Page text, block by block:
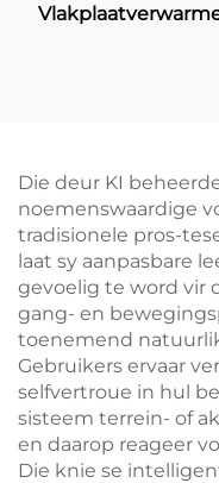
Die deur KI
noemenswaardige
tradisionele pros-
laat sy aanpasbare
gevoelig te word vir
gang- en
toenemend
Gebruikers ervaar
selfvertroue in hul
sisteem terrein- of
en daarop reageer
Die knie se